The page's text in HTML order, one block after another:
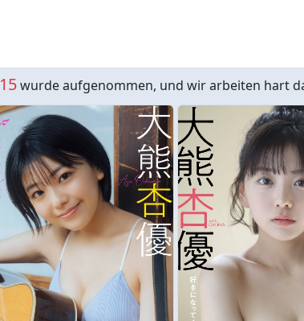
15wurde aufgenommen, und wir arbeiten hart